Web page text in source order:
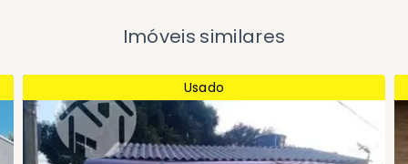
Imóveis similares
Usado